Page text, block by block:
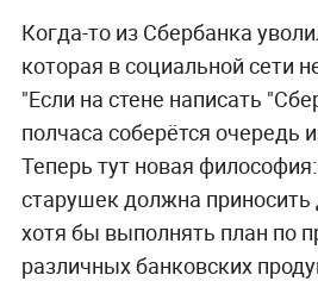
Когда-то из Сбербанка
которая в социальной сети
"Если на стене написать
полчаса соберётся очередь
Теперь тут новая
старушек должна приносить
хотя бы выполнять план по
различных банковских